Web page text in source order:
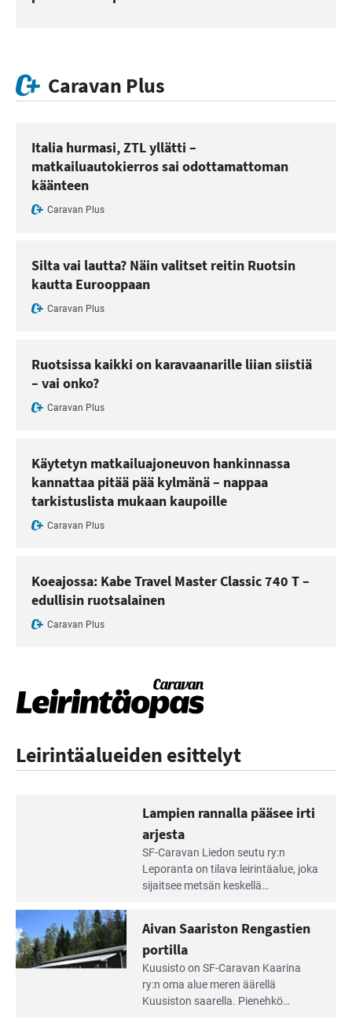
Caravan Plus
Italia hurmasi, ZTL yllätti –
matkailuautokierros sai odottamattoman
käänteen
Caravan Plus
Silta vai lautta? Näin valitset reitin Ruotsin
kautta Eurooppaan
Caravan Plus
Ruotsissa kaikki on karavaanarille liian siistiä
– vai onko?
Caravan Plus
Käytetyn matkailuajoneuvon hankinnassa
kannattaa pitää pää kylmänä – nappaa
tarkistuslista mukaan kaupoille
Caravan Plus
Koeajossa: Kabe Travel Master Classic 740 T –
edullisin ruotsalainen
Caravan Plus
Leirintäalueiden esittelyt
rannalla
pääsee
irti
arjesta
Lampien rannalla pääsee irti
arjesta
SF-Caravan Liedon seutu ry:n
Leporanta on tilava leirintäalue, joka
sijaitsee metsän kes­kellä
tarjoaa ympäris­töineen kauniit
maisemat ja loistavat virkistäytymis­
mahdollisuudet.
Lue
Aivan Saariston Rengastien
portilla
Kuusisto on SF-Caravan Kaarina
ry:n oma alue meren äärellä
Kuusiston saarella. Pie­nehkö